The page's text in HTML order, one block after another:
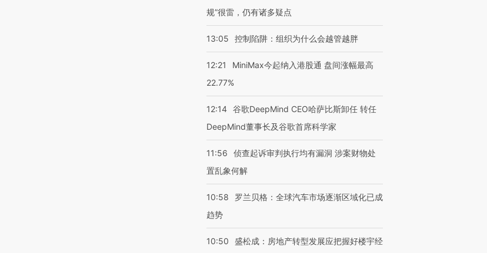
规”很雷，仍有诸多疑点
13:05 控制陷阱：组织为什么会越管越胖
12:21
MiniMax今起纳入港股通 盘间涨幅最高
22.77%
12:14 谷歌DeepMind CEO哈萨比斯卸任 转任
DeepMind董事长及谷歌首席科学家
11:56
侦查起诉审判执行均有漏洞 涉案财物处
置乱象何解
10:58
罗兰贝格：全球汽车市场逐渐区域化已成
趋势
10:50
盛松成：房地产转型发展应把握好楼宇经